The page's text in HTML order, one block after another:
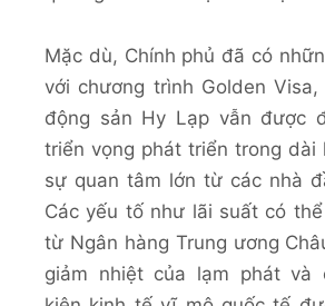
Mặc dù, Chính phủ đã có
với chương trình Golden
động sản Hy Lạp vẫn được
triển vọng phát triển trong dài
sự quan tâm lớn từ các nhà
Các yếu tố như lãi suất có
từ Ngân hàng Trung ương
giảm nhiệt của lạm phát và